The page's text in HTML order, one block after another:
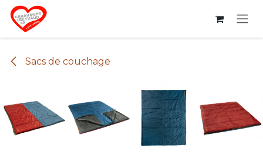
Se rendre au contenu
Sacs de couchage